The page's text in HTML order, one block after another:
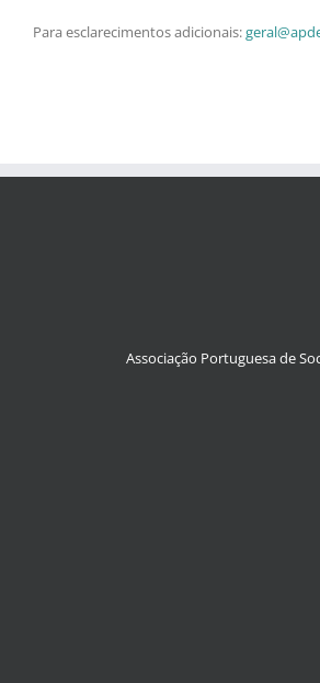
Para esclarecimentos adicionais:
Associação Portuguesa de